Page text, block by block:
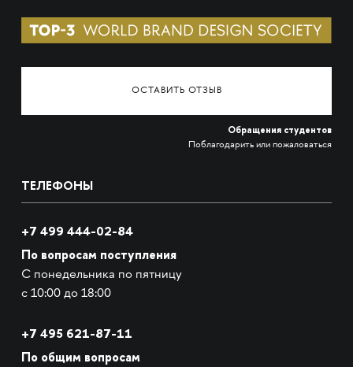
ОСТАВИТЬ ОТЗЫВ
Обращения студентов
Поблагодарить или пожаловаться
ТЕЛЕФОНЫ
+7 499 444-02-84
По вопросам поступления
С понедельника по пятницу
с 10:00 до 18:00
+7 495 621-87-11
По общим вопросам